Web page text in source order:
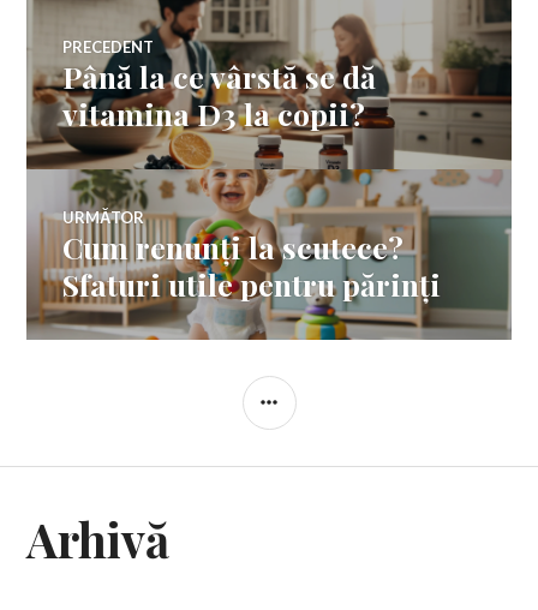
Navigare
în
articole
PRECEDENT
Articolul
anterior:
Până la ce vârstă se dă
vitamina D3 la copii?
URMĂTOR
Articolul
următor:
Cum renunți la scutece?
Sfaturi utile pentru părinți
BARĂ
Arhivă